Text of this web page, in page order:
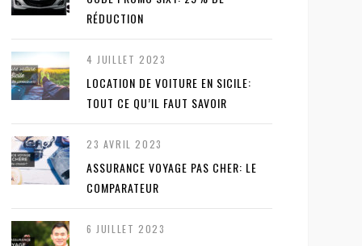
RÉDUCTION
4 JUILLET 2023
LOCATION DE VOITURE EN SICILE:
TOUT CE QU’IL FAUT SAVOIR
23 AVRIL 2023
ASSURANCE VOYAGE PAS CHER: LE
COMPARATEUR
6 JUILLET 2023